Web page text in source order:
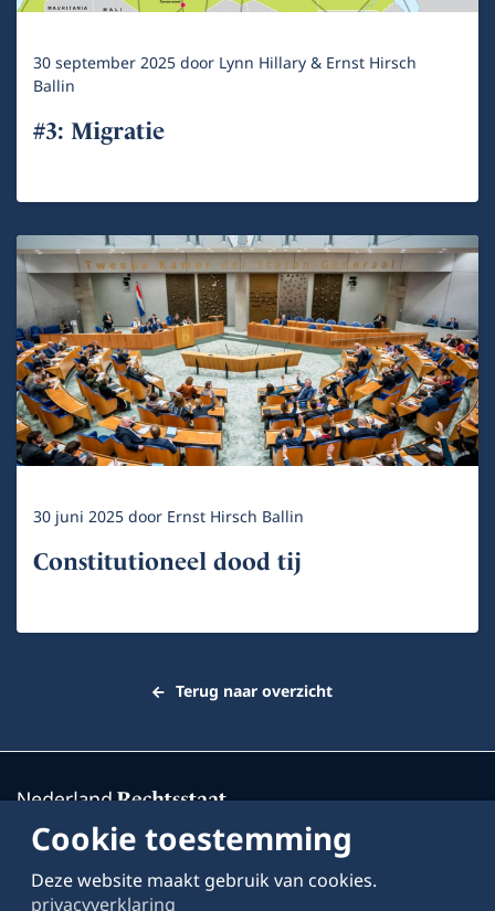
30 september 2025door Lynn Hillary & Ernst Hirsch
Ballin
#3: Migratie
30 juni 2025door Ernst Hirsch Ballin
Constitutioneel dood tij
Terug naar overzicht
Over deze website
Cookie toestemming
Deze website maakt gebruik van cookies.